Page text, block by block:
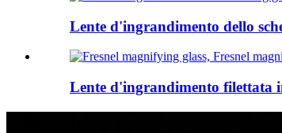
Lente d'ingrandimento dello
Lente d'ingrandimento filettata